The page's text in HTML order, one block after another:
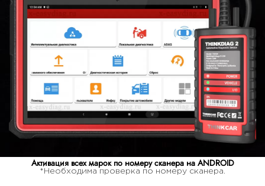
Активация всех марок по номеру сканера на ANDROID
*Необходима проверка по номеру сканера.